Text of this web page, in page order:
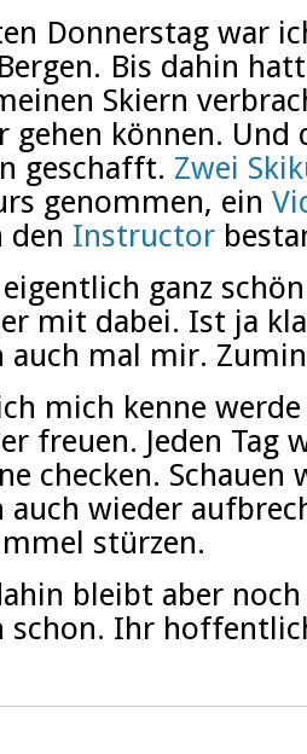
Donnerstag war
Bis dahin
Skiern
gehen können. Und
geschafft. Zwei
genommen, ein
den Instructor
ganz
mit dabei. Ist ja
auch mal mir.
mich kenne
freuen. Jeden Tag
checken.
auch wieder
stürzen.
bleibt aber
schon. Ihr